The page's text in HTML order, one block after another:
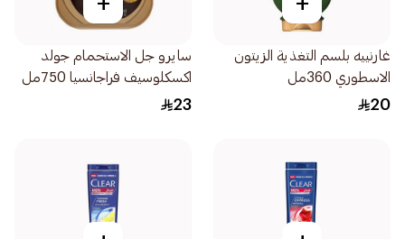
غارنييه بلسم التغذية الزيتون
الاسطوري 360مل
20
سايرو جل الاستحمام جولد
اكسكلوسيف فراجانسيا 750مل
23